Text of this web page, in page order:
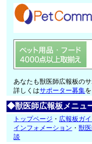
あなたも獣医師広報板の
詳しくはサポーター募集
◆獣医師広報板メニュ
トップページ ・ 広報板ガ
インフォメーション ・獣
談